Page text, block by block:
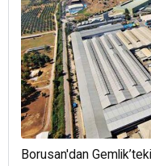
Borusan'dan